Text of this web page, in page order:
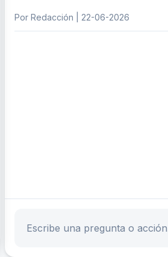
Por Redacción | 22-06-2026
Escribe tu pregunta